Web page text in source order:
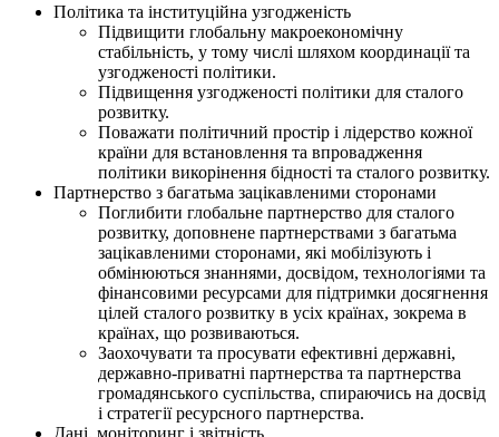
Політика та інституційна узгодженість
Підвищити глобальну макроекономічну
стабільність, у тому числі шляхом координації та
узгодженості політики.
Підвищення узгодженості політики для сталого
розвитку.
Поважати політичний простір і лідерство кожної
країни для встановлення та впровадження
політики викорінення бідності та сталого розвитку.
Партнерство з багатьма зацікавленими сторонами
Поглибити глобальне партнерство для сталого
розвитку, доповнене партнерствами з багатьма
зацікавленими сторонами, які мобілізують і
обмінюються знаннями, досвідом, технологіями та
фінансовими ресурсами для підтримки досягнення
цілей сталого розвитку в усіх країнах, зокрема в
країнах, що розвиваються.
Заохочувати та просувати ефективні державні,
державно-приватні партнерства та партнерства
громадянського суспільства, спираючись на досвід
і стратегії ресурсного партнерства.
Дані, моніторинг і звітність